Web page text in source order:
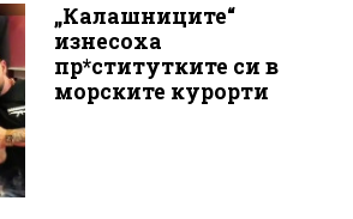
„Калашниците“
изнесоха
пр*ститутките си в
морските курорти